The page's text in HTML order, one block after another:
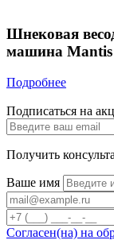
Шнековая
машина Mantis
Подробнее
Подписаться на
Получить
Ваше имя
Согласен(на) на